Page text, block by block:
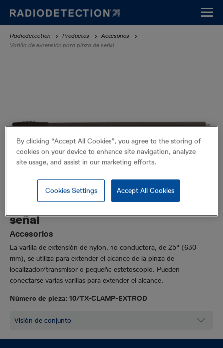
contenido
principal
Sobrescribir
enlaces
Radiodetection Productos
Accesorios
Varilla de extensión para pinza de señal
Varilla de extensión para pinza de
señal
Accesorios
La varilla de extensión de nylon, no conductora, de 25" (630
mm), se utiliza para extender el alcance de la pinza de
localizador/transmisor o pequeño estetoscopio. Pueden
conectarse varias varillas para extender el alcance.
Número de pieza: 10/TX-CLAMP-EXTROD
By clicking “Accept All Cookies”, you agree to the storing of
cookies on your device to enhance site navigation, analyze
site usage, and assist in our marketing efforts.
Accept All Cookies
Cookies Settings